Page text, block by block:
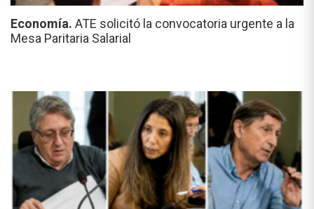
Economía. ATE solicitó la convocatoria urgente a la
Mesa Paritaria Salarial